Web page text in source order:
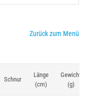
Zurück zum Menü
Schnur
Länge
(cm)
Gewicht
(g)